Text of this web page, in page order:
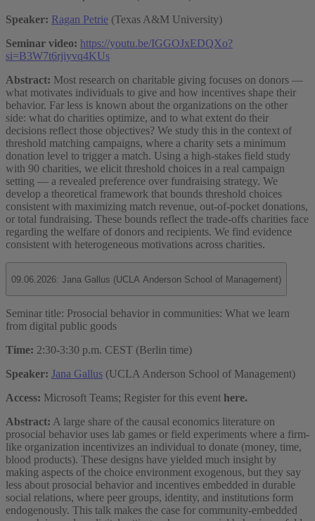
Speaker: Ragan Petrie (Texas A&M University)
Seminar video: https://youtu.be/IGGOJxEDQXo?
si=B3W7t6rjiyvq4KUs
Abstract: Most research on charitable giving focuses on donors —
what motivates individuals to give and how incentives shape their
behavior. Far less is known about the organizations on the other
side: what do charities optimize, and to what extent do their
decisions reflect those objectives? We study this in the context of
threshold matching campaigns, where a charity sets a minimum
donation level to trigger a match. Using a high-stakes field study
with 90 charities, we elicit threshold choices in a real campaign
setting — a revealed preference over fundraising strategy. We
develop a theoretical framework that bounds threshold choices
consistent with maximizing match revenue, out-of-pocket donations,
or total fundraising. These bounds reflect the trade-offs charities face
regarding the welfare of donors and recipients. We find evidence
consistent with heterogeneous motivations across charities.
09.06.2026: Jana Gallus (UCLA Anderson School of Management)
Seminar title: Prosocial behavior in communities: What we learn
from digital public goods
Time: 2:30-3:30 p.m. CEST (Berlin time)
Speaker: Jana Gallus (UCLA Anderson School of Management)
Access: Microsoft Teams; Register for this event here.
Abstract: A large share of the causal economics literature on
prosocial behavior uses lab games or field experiments where a firm-
like organization incentivizes an individual to donate (money, time,
blood products). These designs have yielded much insight by
making aspects of the choice environment exogenous, but they say
less about prosocial behavior and incentives embedded in durable
social relations, where peer groups, identity, and institutions form
endogenously. This talk makes the case for community-embedded